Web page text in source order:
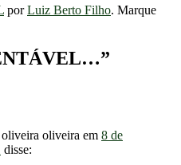
porLuiz Berto Filho. Marque
”
oliveira em 8 de
disse: